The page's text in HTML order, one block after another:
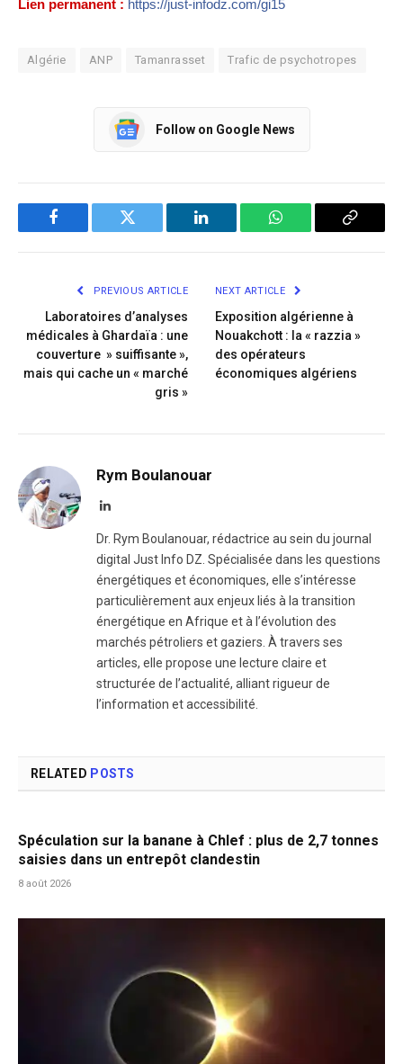
Lien permanent : https://just-infodz.com/gi15
Algérie ANP Tamanrasset Trafic de psychotropes
Follow on Google News
Facebook Twitter LinkedIn WhatsApp Copy
PREVIOUS ARTICLE
Laboratoires d’analyses
médicales à Ghardaïa : une
couverture » suiffisante »,
mais qui cache un « marché
gris »
NEXT ARTICLE
Exposition algérienne à
Nouakchott : la « razzia »
des opérateurs
économiques algériens
Rym Boulanouar
LinkedIn
Dr. Rym Boulanouar, rédactrice au sein du journal
digital Just Info DZ. Spécialisée dans les questions
énergétiques et économiques, elle s’intéresse
particulièrement aux enjeux liés à la transition
énergétique en Afrique et à l’évolution des
marchés pétroliers et gaziers. À travers ses
articles, elle propose une lecture claire et
structurée de l’actualité, alliant rigueur de
l’information et accessibilité.
RELATED POSTS
Spéculation sur la banane à Chlef : plus de 2,7 tonnes
saisies dans un entrepôt clandestin
8 août 2026